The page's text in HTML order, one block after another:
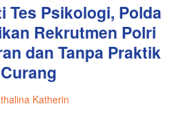
Tes Psikologi, Polda
Rekrutmen Polri
dan Tanpa Praktik
Curang
Katherin